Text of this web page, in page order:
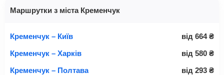
Маршрутки з міста Кременчук
Кременчук – Київ від 664 ₴
Кременчук – Харків
від 580 ₴
Кременчук – Полтава
від 293 ₴